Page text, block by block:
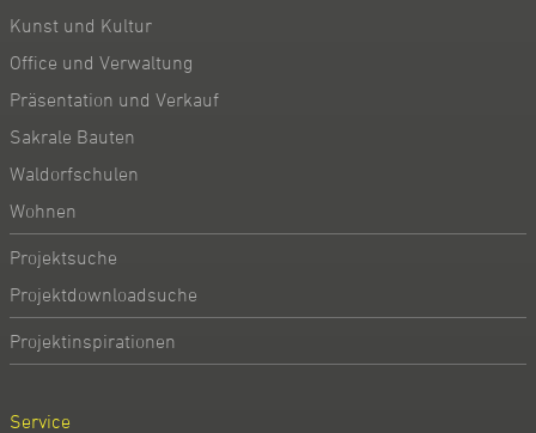
Kunst und Kultur
Office und Verwaltung
Präsentation und Verkauf
Sakrale Bauten
Waldorfschulen
Wohnen
Projektsuche
Projektdownloadsuche
Projektinspirationen
Service